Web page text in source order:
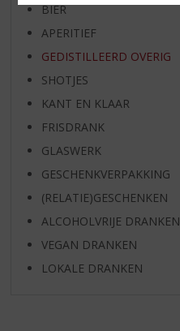
BIER
APERITIEF
GEDISTILLEERD OVERIG
SHOTJES
KANT EN KLAAR
FRISDRANK
GLASWERK
GESCHENKVERPAKKING
(RELATIE)GESCHENKEN
ALCOHOLVRIJE DRANKEN
VEGAN DRANKEN
LOKALE DRANKEN